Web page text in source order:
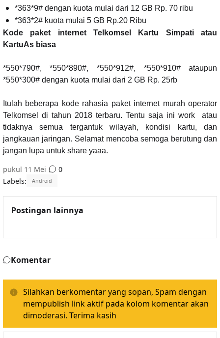
*363*9# dengan kuota mulai dari 12 GB Rp. 70 ribu
*363*2# kuota mulai 5 GB Rp.20 Ribu
Kode paket internet Telkomsel Kartu Simpati atau
KartuAs biasa
*550*790#, *550*890#, *550*912#, *550*910# ataupun
*550*300# dengan kuota mulai dari 2 GB Rp. 25rb
Itulah beberapa kode rahasia paket internet murah operator
Telkomsel di tahun 2018 terbaru. Tentu saja ini work atau
tidaknya semua tergantuk wilayah, kondisi kartu, dan
jangkauan jaringan. Selamat mencoba semoga berutung dan
jangan lupa untuk share yaaa.
pukul 11 Mei
0
Labels:
Android
Postingan lainnya
Komentar
Silahkan berkomentar yang sopan, Spam dengan
mempublish link aktif pada kolom komentar akan
dimoderasi. Terima kasih